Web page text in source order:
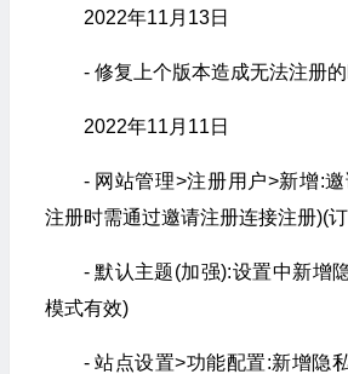
2022年11月13日
- 修复上个版本造成无法注册
2022年11月11日
- 网站管理>注册用户>新增:
注册时需通过邀请注册连接注册)(
- 默认主题(加强):设置中新增
模式有效)
- 站点设置>功能配置:新增隐